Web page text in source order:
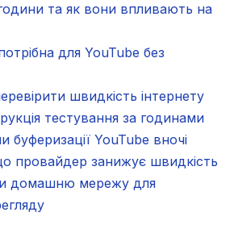
та як вони впливають на
для YouTube без
швидкість інтернету
тестування за годинами
буферизації YouTube вночі
провайдер занижує швидкість
домашню мережу для